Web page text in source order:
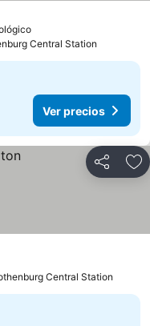
Ver precios
Central Station
Ver precios
Compartir
precios
Central Station